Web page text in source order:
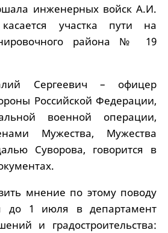
инженерных войск А.И.
участка пути на
района № 19
Сергеевич – офицер
Российской Федерации,
военной операции,
Мужества, Мужества
Суворова, говорится в
мнение по этому поводу
до 1 июля в департамент
и градостроительства: